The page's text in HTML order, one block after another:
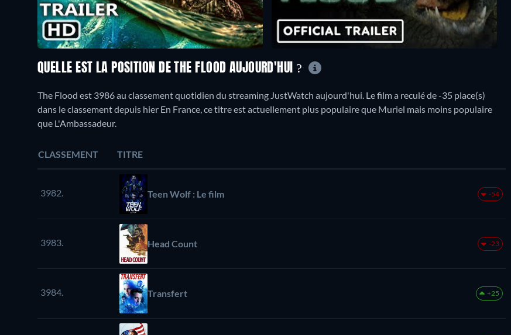
QUELLE EST LA POSITION DE THE FLOOD AUJOURD'HUI ?
The Flood est 3986 au classement quotidien du streaming JustWatch aujourd'hui. Le film a reculé de -35 place(s)
dans le classement depuis hier En France, ce titre est actuellement plus populaire que Muriel mais moins populaire
que L'Ambassadeur.
CLASSEMENT TITRE
3982. Teen Wolf : Le film -54
3983. Head Count -23
3984. Transfert +25